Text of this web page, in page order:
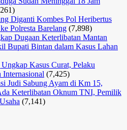
Diganti Kombes Pol Heribertus
Polresta Barelang (7,898)
Dugaan Keterlibatan Mantan
Bupati Bintan dalam Kasus Lahan
Kasus Curat, Pelaku
Internasional (7,425)
Judi Sabung Ayam di Km 15,
Keterlibatan Oknum TNI, Pemilik
(7,141)